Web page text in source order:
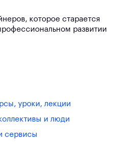
которое старается
развитии
уроки, лекции
и люди
сервисы